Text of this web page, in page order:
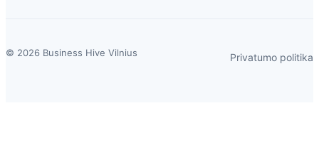
© 2026 Business Hive Vilnius Privatumo politika